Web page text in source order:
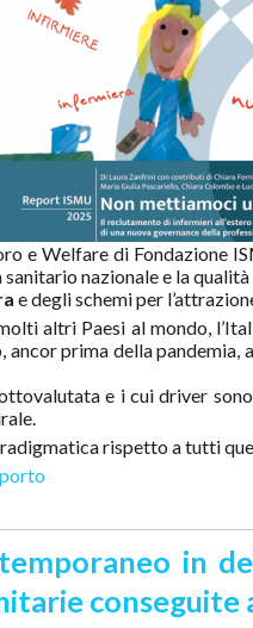
e Welfare di Fondazione
nazionale e la qualità
e degli schemi per
altri Paesi al mondo,
prima della
e i cui driver
rispetto a tutti
in
conseguite